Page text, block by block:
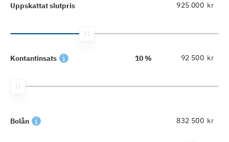
Uppskattat slutpris kr
Kontantinsats 10 % kr
Bolån kr